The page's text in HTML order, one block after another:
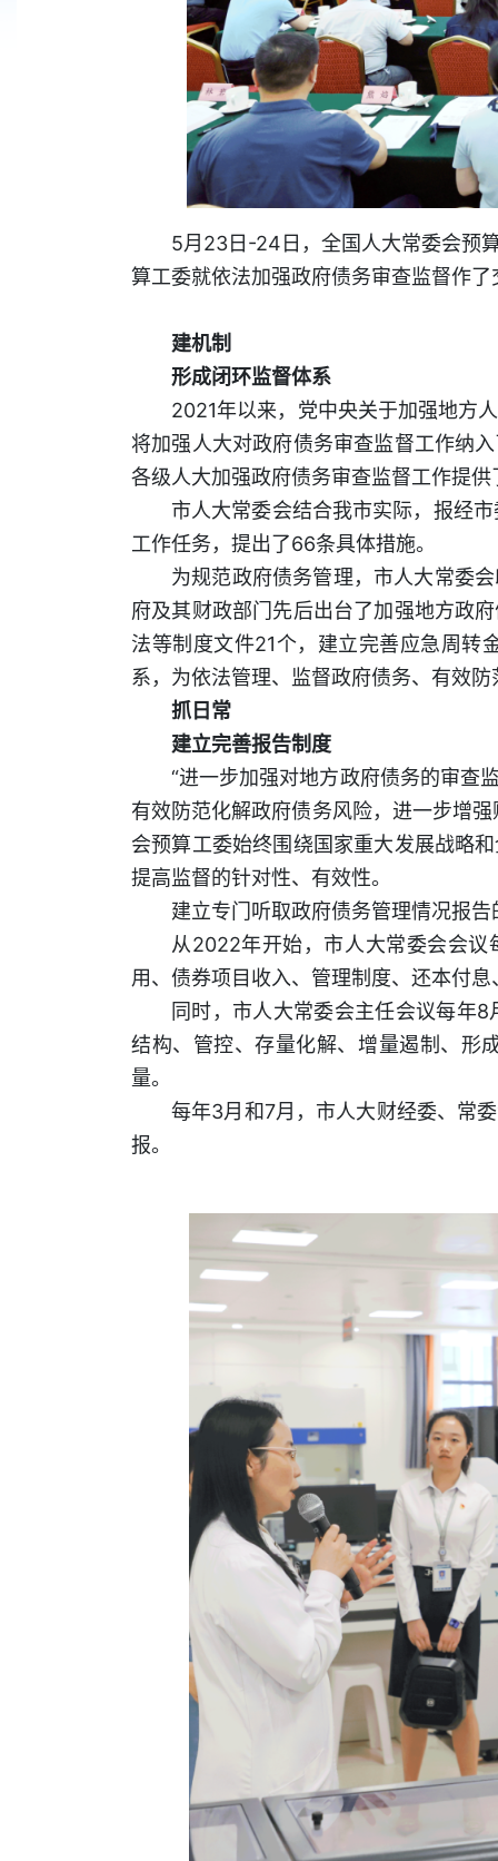
5月23日-24日，全国人大常委会预
算工委就依法加强政府债务审查监督作了
建机制
形成闭环监督体系
2021年以来，党中央关于加强地方
将加强人大对政府债务审查监督工作纳
各级人大加强政府债务审查监督工作提
市人大常委会结合我市实际，报经
工作任务，提出了66条具体措施。
为规范政府债务管理，市人大常委
府及其财政部门先后出台了加强地方政
法等制度文件21个，建立完善应急周转
系，为依法管理、监督政府债务、有效
抓日常
建立完善报告制度
“进一步加强对地方政府债务的审查
有效防范化解政府债务风险，进一步增
会预算工委始终围绕国家重大发展战略
提高监督的针对性、有效性。
建立专门听取政府债务管理情况报
从2022年开始，市人大常委会会
用、债券项目收入、管理制度、还本付
同时，市人大常委会主任会议每年
结构、管控、存量化解、增量遏制、形
量。
每年3月和7月，市人大财经委、常
报。